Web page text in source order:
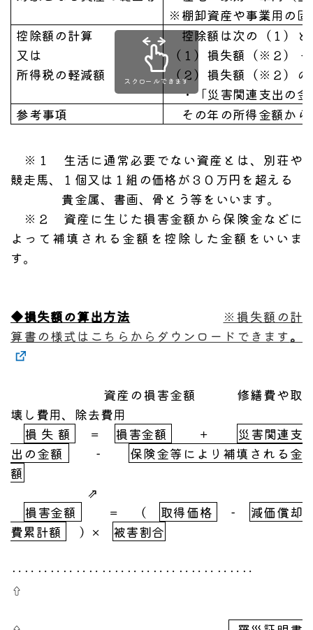
※棚卸資産や事業用の
控除額の計算
又は
所得税の軽減額
控除額は次の（１）と
（１）損失額（※２）
（２）損失額（※２）
・「災害関連支出の金
参考事項
その年の所得金額から
スクロールできます
※１ 生活に通常必要でない資産とは、別荘や
競走馬、１個又は１組の価格が３０万円を超える
貴金属、書画、骨とう等をいいます。
※２ 資産に生じた損害金額から保険金などに
よって補填される金額を控除した金額をいいま
す。
◆損失額の算出方法
※損失額の計
算書の様式はこちらからダウンロードできます。
資産の損害金額 修繕費や取
壊し費用、除去費用
損 失 額
＝ 損害金額 ＋
災害関連支
出の金額
−
保険金等により補填される金
額
⇗
損害金額
＝ （ 取得価格 −
減価償却
費累計額
）× 被害割合
‥‥‥‥‥‥‥‥‥‥‥‥‥‥‥‥‥‥‥
⇧